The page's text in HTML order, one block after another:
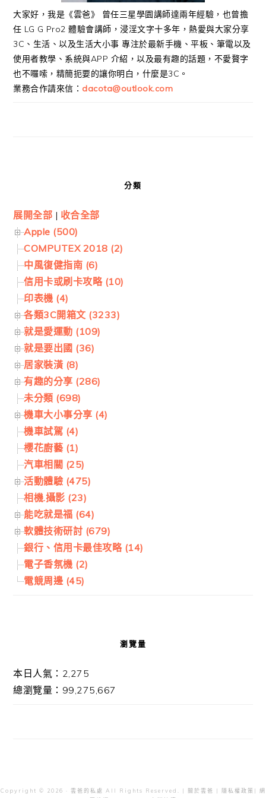
大家好，我是《雲爸》 曾任三星學園講師達兩年經驗，也曾擔
任 LG G Pro2 體驗會講師，浸淫文字十多年，熱愛與大家分享
3C、生活、以及生活大小事 專注於最新手機、平板、筆電以及
使用者教學、系統與APP 介紹，以及最有趣的話題，不愛贅字
也不囉嗦，精簡扼要的讓你明白，什麼是3C。
業務合作請來信： dacota@outlook.com
分類
展開全部 | 收合全部
Apple (500)
COMPUTEX 2018 (2)
中風復健指南 (6)
信用卡或刷卡攻略 (10)
印表機 (4)
各類3C開箱文 (3233)
就是愛運動 (109)
就是要出國 (36)
居家裝潢 (8)
有趣的分享 (286)
未分類 (698)
機車大小事分享 (4)
機車試駕 (4)
櫻花廚藝 (1)
汽車相關 (25)
活動體驗 (475)
相機.攝影 (23)
能吃就是福 (64)
軟體技術研討 (679)
銀行、信用卡最佳攻略 (14)
電子香氛機 (2)
電競周邊 (45)
瀏覽量
本日人氣：2,275
總瀏覽量：99,275,667
Copyright © 2026 · 雲爸的私處 All Rights Reserved. | 關於雲爸 | 隱私權政策 | 網